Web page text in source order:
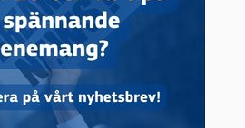
finns med
utan partigrupp
finns med